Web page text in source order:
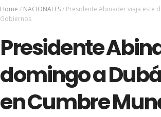
Home / NACIONALES/ Presidente Abinader viaja este
Gobiernos
Presidente
domingo a
en Cumbre